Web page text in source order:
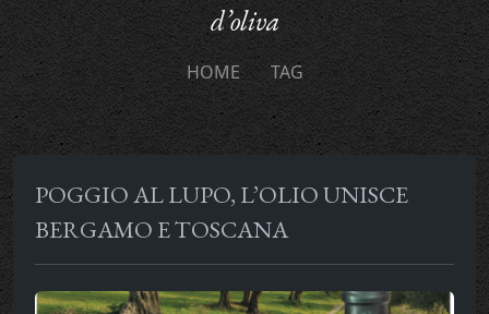
d’oliva
HOME TAG
POGGIO AL LUPO, L’OLIO UNISCE
BERGAMO E TOSCANA